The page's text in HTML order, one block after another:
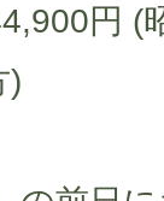
(昭
の方